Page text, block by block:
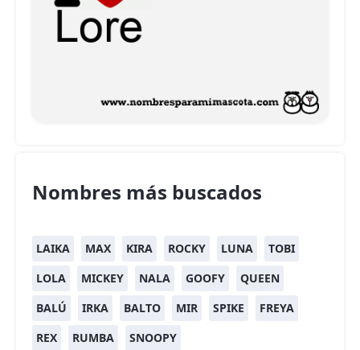
Nombres más buscados
LAIKA MAX KIRA ROCKY LUNA
TOBI
LOLA
MICKEY NALA GOOFY
QUEEN
BALÚ
IRKA BALTO MIR SPIKE
FREYA
REX
RUMBA SNOOPY